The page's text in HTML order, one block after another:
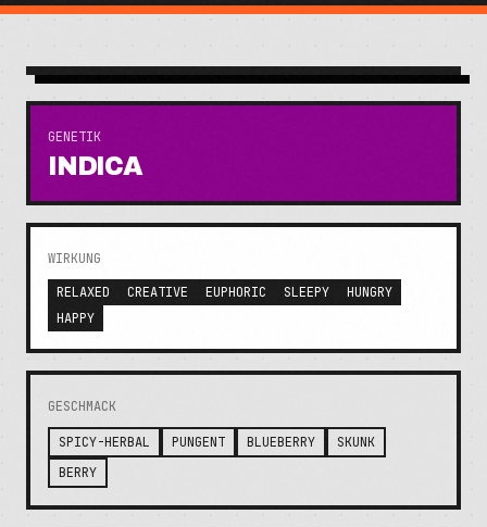
GENETIK
INDICA
WIRKUNG
RELAXED
CREATIVE EUPHORIC SLEEPY
HUNGRY
HAPPY
GESCHMACK
SPICY-HERBAL PUNGENT BLUEBERRY
SKUNK
BERRY